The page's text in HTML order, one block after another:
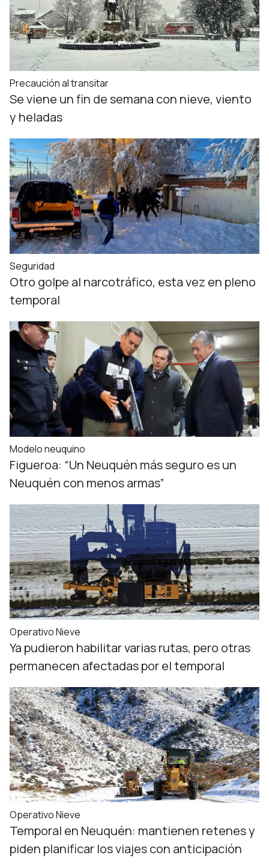
Precaución al transitar
Se viene un fin de semana con nieve, viento
y heladas
Seguridad
Otro golpe al narcotráfico, esta vez en pleno
temporal
Modelo neuquino
Figueroa: “Un Neuquén más seguro es un
Neuquén con menos armas”
Operativo Nieve
Ya pudieron habilitar varias rutas, pero otras
permanecen afectadas por el temporal
Operativo Nieve
Temporal en Neuquén: mantienen retenes y
piden planificar los viajes con anticipación